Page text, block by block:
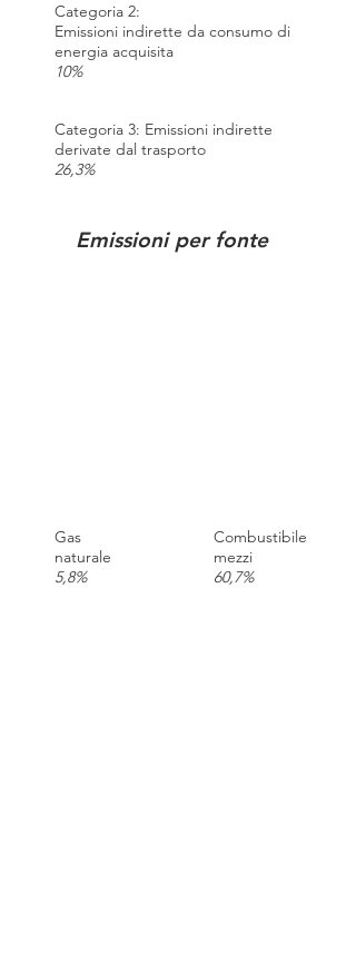
Categoria 2:
Emissioni indirette da consumo di
energia acquisita
10%
Categoria 3: Emissioni indirette
derivate dal trasporto
26,3%
Emissioni per fonte
Gas
naturale
5,8%
Combustibile
mezzi
60,7%